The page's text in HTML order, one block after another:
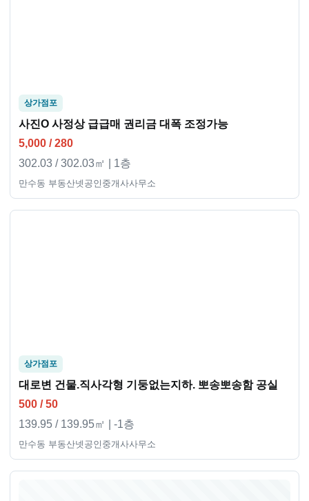
상가점포
사진O 사정상 급급매 권리금 대폭 조정가능
5,000 / 280
302.03 / 302.03㎡ | 1층
만수동 부동산넷공인중개사사무소
상가점포
대로변 건물.직사각형 기둥없는지하. 뽀송뽀송함 공실
500 / 50
139.95 / 139.95㎡ | -1층
만수동 부동산넷공인중개사사무소